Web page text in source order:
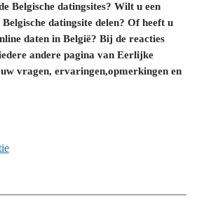
Belgische datingsites? Wilt u een
datingsite delen? Of heeft u
daten in België? Bij de reacties
andere pagina van Eerlijke
vragen, ervaringen,opmerkingen en